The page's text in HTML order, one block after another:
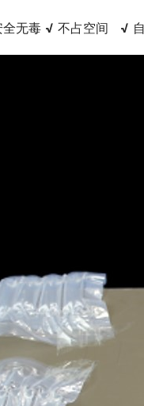
全无毒 √ 不占空间 √